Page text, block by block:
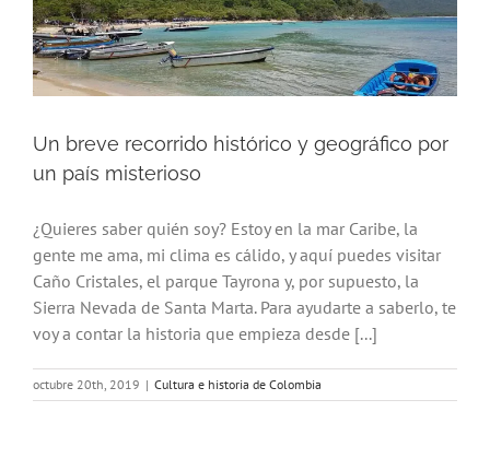
Un breve recorrido histórico y geográfico por
un país misterioso
¿Quieres saber quién soy? Estoy en la mar Caribe, la
gente me ama, mi clima es cálido, y aquí puedes visitar
Caño Cristales, el parque Tayrona y, por supuesto, la
Sierra Nevada de Santa Marta. Para ayudarte a saberlo, te
voy a contar la historia que empieza desde [...]
octubre 20th, 2019 | Cultura e historia de Colombia